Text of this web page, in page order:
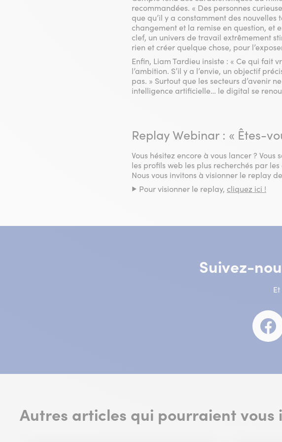
recommandées. « Des personnes
que qu’il y a constamment des
changement et la remise en question, et
clef, un univers de travail extrêmement
rien et créer quelque chose, pour
Enfin, Liam Tardieu insiste : « Ce qui fait
l’ambition. S’il y a l’envie, un objectif
pas. » Surtout que les secteurs d’avenir
intelligence artificielle… le digital se
Replay Webinar : « Êtes-
Vous hésitez encore à vous lancer ?
les profils web les plus recherchés par les
Nous vous invitons à visionner le replay
▶️ Pour visionner le replay, cliquez ici !
Suivez-
Autres articles qui pourraient vous